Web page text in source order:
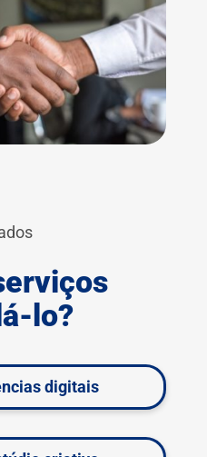
lo?
digitais